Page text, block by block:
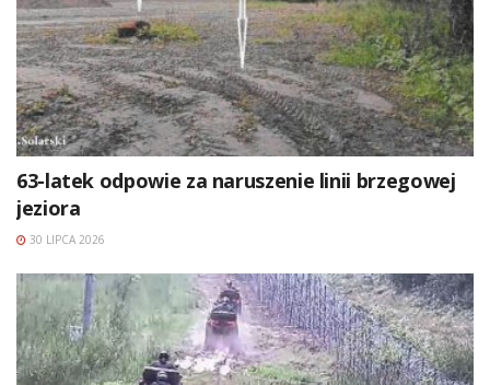
63-latek odpowie za naruszenie linii brzegowej
jeziora
30 LIPCA 2026